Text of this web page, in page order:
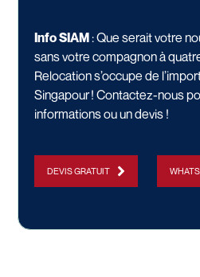
Info SIAM:Que serait votre
sans votre compagnon à
Relocation s’occupe de
Singapour ! Contactez-nous
informations ou un devis !
DEVIS GRATUIT